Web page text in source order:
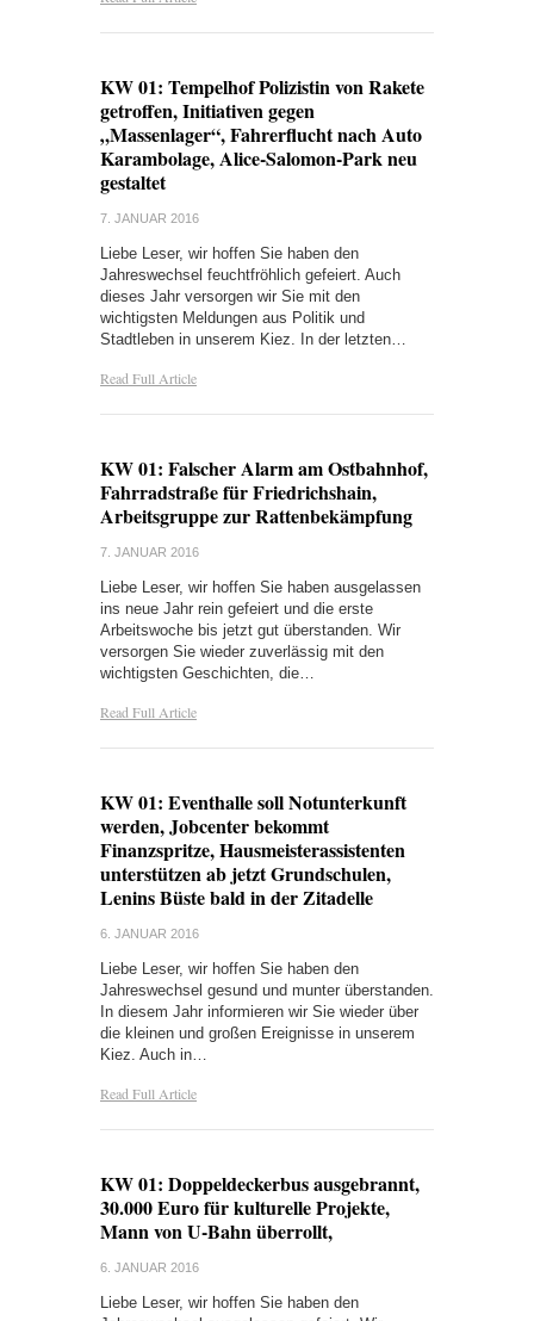
KW 01: Tempelhof Polizistin von Rakete
getroffen, Initiativen gegen
„Massenlager“, Fahrerflucht nach Auto
Karambolage, Alice-Salomon-Park neu
gestaltet
7. JANUAR 2016
Liebe Leser, wir hoffen Sie haben den
Jahreswechsel feuchtfröhlich gefeiert. Auch
dieses Jahr versorgen wir Sie mit den
wichtigsten Meldungen aus Politik und
Stadtleben in unserem Kiez. In der letzten…
Read Full Article
KW 01: Falscher Alarm am Ostbahnhof,
Fahrradstraße für Friedrichshain,
Arbeitsgruppe zur Rattenbekämpfung
7. JANUAR 2016
Liebe Leser, wir hoffen Sie haben ausgelassen
ins neue Jahr rein gefeiert und die erste
Arbeitswoche bis jetzt gut überstanden. Wir
versorgen Sie wieder zuverlässig mit den
wichtigsten Geschichten, die…
Read Full Article
KW 01: Eventhalle soll Notunterkunft
werden, Jobcenter bekommt
Finanzspritze, Hausmeisterassistenten
unterstützen ab jetzt Grundschulen,
Lenins Büste bald in der Zitadelle
6. JANUAR 2016
Liebe Leser, wir hoffen Sie haben den
Jahreswechsel gesund und munter überstanden.
In diesem Jahr informieren wir Sie wieder über
die kleinen und großen Ereignisse in unserem
Kiez. Auch in…
Read Full Article
KW 01: Doppeldeckerbus ausgebrannt,
30.000 Euro für kulturelle Projekte,
Mann von U-Bahn überrollt,
6. JANUAR 2016
Liebe Leser, wir hoffen Sie haben den